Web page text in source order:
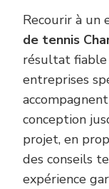
Recourir à un
de tennis
résultat fiable
entreprises
conception
projet, en
des conseils
expérience